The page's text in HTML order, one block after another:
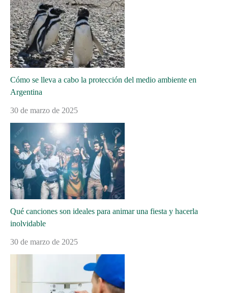
Cómo se lleva a cabo la protección del medio ambiente en
Argentina
30 de marzo de 2025
Qué canciones son ideales para animar una fiesta y hacerla
inolvidable
30 de marzo de 2025